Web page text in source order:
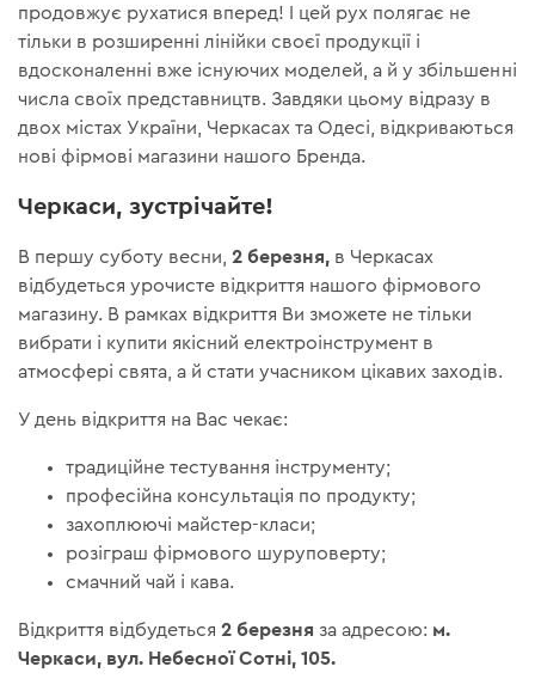
продовжує рухатися вперед! І цей рух полягає не
тільки в розширенні лінійки своєї продукції і
вдосконаленні вже існуючих моделей, а й у збільшенні
числа своїх представництв. Завдяки цьому відразу в
двох містах України, Черкасах та Одесі, відкриваються
нові фірмові магазини нашого Бренда.
Черкаси, зустрічайте!
В першу суботу весни,2 березня, в Черкасах
відбудеться урочисте відкриття нашого фірмового
магазину. В рамках відкриття Ви зможете не тільки
вибрати і купити якісний електроінструмент в
атмосфері свята, а й стати учасником цікавих заходів.
У день відкриття на Вас чекає:
традиційне тестування інструменту;
професійна консультація по продукту;
захоплюючі майстер-класи;
розіграш фірмового шуруповерту;
смачний чай і кава.
Відкриття відбудеться2 березня за адресою: м.
Черкаси, вул. Небесної Сотні, 105.